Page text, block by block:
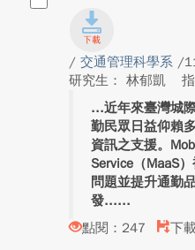
/ 交通管理科學系 /
研究生： 林郁凱
近年來臺灣城
勤民眾日益仰賴
資訊之支援。
Service（MaaS
問題並提升通勤
發...
點閱：247
下